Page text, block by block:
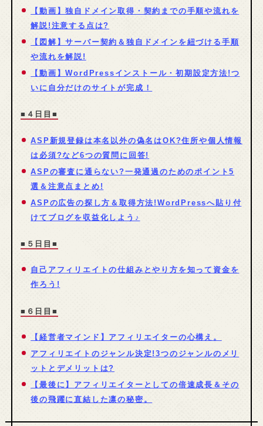
【動画】独自ドメイン取得・契約までの手順や流れを
解説!注意する点は?
【図解】サーバー契約＆独自ドメインを紐づける手順
や流れを解説!
【動画】WordPressインストール・初期設定方法!つ
いに自分だけのサイトが完成！
■４日目■
ASP新規登録は本名以外の偽名はOK?住所や個人情報
は必須?など6つの質問に回答!
ASPの審査に通らない?一発通過のためのポイント5
選＆注意点まとめ!
ASPの広告の探し方＆取得方法!WordPressへ貼り付
けてブログを収益化しよう♪
■５日目■
自己アフィリエイトの仕組みとやり方を知って資金を
作ろう!
■６日目■
【経営者マインド】アフィリエイターの心構え。
アフィリエイトのジャンル決定!3つのジャンルのメリ
ットとデメリットは?
【最後に】アフィリエイターとしての倍速成長＆その
後の飛躍に直結した凛の秘密。